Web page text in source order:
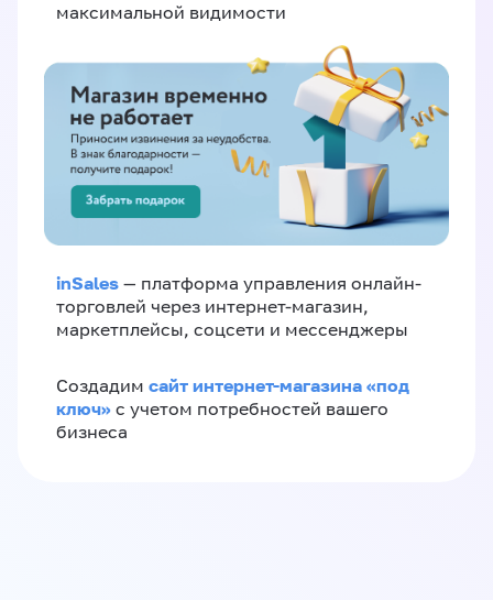
максимальной видимости
inSales — платформа управления онлайн-
торговлей через интернет-магазин,
маркетплейсы, соцсети и мессенджеры
Создадим сайт интернет-магазина «под
ключ» с учетом потребностей вашего
бизнеса